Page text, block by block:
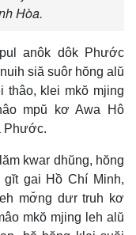
Hòa.
anôk dôk Phước
siă suôr hŏng alŭ
thâo, klei mkŏ mjing
mpŭ kơ Awa Hô
Phước.
kwar dhŭng, hŏng
gai Hồ Chí Minh,
mơ̆ng dưr truh kơ
mkŏ mjing leh alŭ